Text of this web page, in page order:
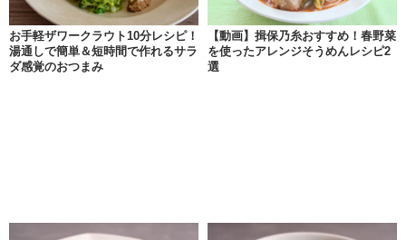
お手軽ザワークラウト10分レシピ！
湯通しで簡単＆短時間で作れるサラ
ダ感覚のおつまみ
【動画】揖保乃糸おすすめ！春野菜
を使ったアレンジそうめんレシピ2
選